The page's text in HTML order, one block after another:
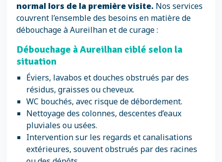
normal lors de la première visite. Nos services
couvrent l’ensemble des besoins en matière de
débouchage à Aureilhan et de curage :
Débouchage à Aureilhan ciblé selon la
situation
Éviers, lavabos et douches obstrués par des
résidus, graisses ou cheveux.
WC bouchés, avec risque de débordement.
Nettoyage des colonnes, descentes d’eaux
pluviales ou usées.
Intervention sur les regards et canalisations
extérieures, souvent obstrués par des racines